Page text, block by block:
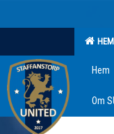
HEM
Hem
Om